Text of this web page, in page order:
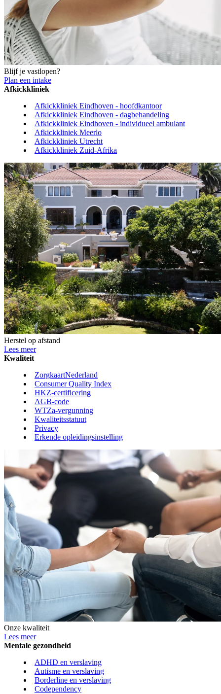
Blijf je vastlopen?
Plan een intake
Afkickkliniek
Afkickkliniek Eindhoven - hoofdkantoor
Afkickkliniek Eindhoven - dagbehandeling
Afkickkliniek Eindhoven - individueel ambulant
Afkickkliniek Meerlo
Afkickkliniek Utrecht
Afkickkliniek Zuid-Afrika
Herstel op afstand
Lees meer
Kwaliteit
ZorgkaartNederland
Consumer Quality Index
HKZ-certificering
AGB-code
WTZa-vergunning
Kwaliteitsstatuut
Privacy
Erkende opleidingsinstelling
Onze kwaliteit
Lees meer
Mentale gezondheid
ADHD en verslaving
Autisme en verslaving
Borderline en verslaving
Codependency